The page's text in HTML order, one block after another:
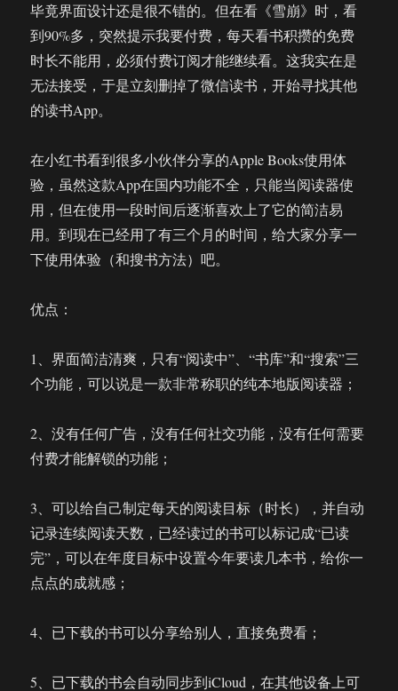
毕竟界面设计还是很不错的。但在看《雪崩》时，看
到90%多，突然提示我要付费，每天看书积攒的免费
时长不能用，必须付费订阅才能继续看。这我实在是
无法接受，于是立刻删掉了微信读书，开始寻找其他
的读书App。
在小红书看到很多小伙伴分享的Apple Books使用体
验，虽然这款App在国内功能不全，只能当阅读器使
用，但在使用一段时间后逐渐喜欢上了它的简洁易
用。到现在已经用了有三个月的时间，给大家分享一
下使用体验（和搜书方法）吧。
优点：
1、界面简洁清爽，只有“阅读中”、“书库”和“搜索”三
个功能，可以说是一款非常称职的纯本地版阅读器；
2、没有任何广告，没有任何社交功能，没有任何需要
付费才能解锁的功能；
3、可以给自己制定每天的阅读目标（时长），并自动
记录连续阅读天数，已经读过的书可以标记成“已读
完”，可以在年度目标中设置今年要读几本书，给你一
点点的成就感；
4、已下载的书可以分享给别人，直接免费看；
5、已下载的书会自动同步到iCloud，在其他设备上可